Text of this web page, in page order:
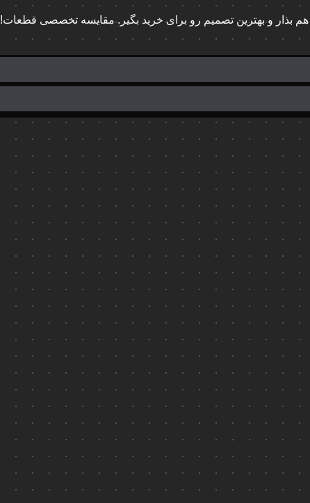
بذار و بهترین تصمیم رو برای خرید بگیر. مقایسه تخصصی قطعات!